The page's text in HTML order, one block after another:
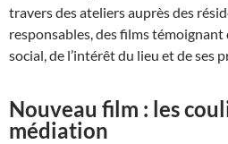
travers des ateliers auprès des
responsables, des films témoignant
social, de l’intérêt du lieu et de ses
Nouveau film : les
médiation